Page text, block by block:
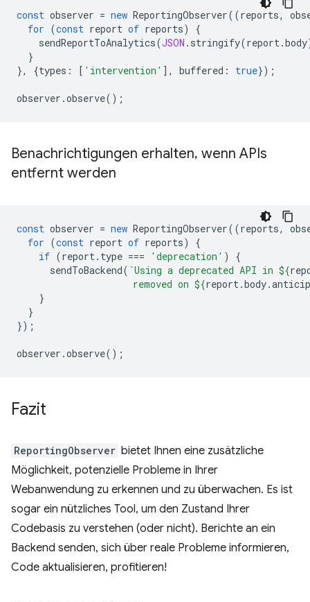
const observer = new ReportingObserver((reports,
for (const report of reports)
{
sendReportToAnalytics(JSON . stringify(report.body
}
},
{types : [ 'intervention' ], buffered : true});
observer .observe();
Benachrichtigungen erhalten, wenn APIs
entfernt werden
const observer = new ReportingObserver((reports,
for (const report of reports)
{
if (report. type === 'deprecation' )
{
sendToBackend( `Using a deprecated API in ${
                     removed on
${report.body.
}
}
});
observer .observe();
Fazit
ReportingObserver bietet Ihnen eine zusätzliche
Möglichkeit, potenzielle Probleme in Ihrer
Webanwendung zu erkennen und zu überwachen. Es ist
sogar ein nützliches Tool, um den Zustand Ihrer
Codebasis zu verstehen (oder nicht). Berichte an ein
Backend senden, sich über reale Probleme informieren,
Code aktualisieren, profitieren!